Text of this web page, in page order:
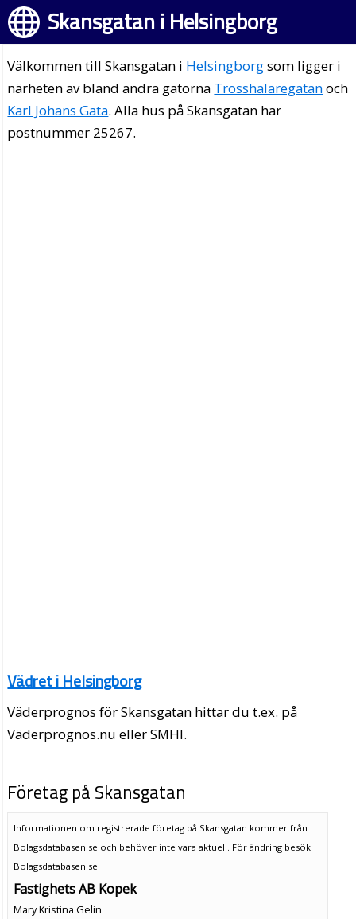
Skansgatan i Helsingborg
Välkommen till Skansgatan i Helsingborgsom ligger i
närheten av bland andra gatorna Trosshalaregatanoch
Karl Johans Gata. Alla hus på Skansgatan har
postnummer 25267.
Vädret i Helsingborg
Väderprognos för Skansgatan hittar du t.ex. på
Väderprognos.nu eller SMHI.
Företag på Skansgatan
Informationen om registrerade företag på Skansgatan kommer från
Bolagsdatabasen.se och behöver inte vara aktuell. För ändring besök
Bolagsdatabasen.se
Fastighets AB Kopek
Mary Kristina Gelin